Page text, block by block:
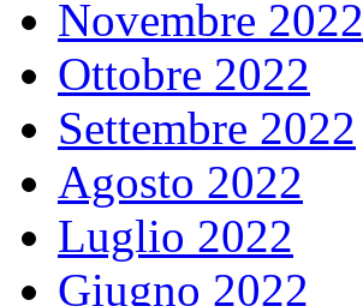
Novembre 2022
Ottobre 2022
Settembre 2022
Agosto 2022
Luglio 2022
Giugno 2022